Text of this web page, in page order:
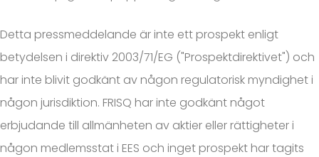
Detta pressmeddelande är inte ett prospekt enligt
betydelsen i direktiv 2003/71/EG ("Prospektdirektivet") och
har inte blivit godkänt av någon regulatorisk myndighet i
någon jurisdiktion. FRISQ har inte godkänt något
erbjudande till allmänheten av aktier eller rättigheter i
någon medlemsstat i EES och inget prospekt har tagits